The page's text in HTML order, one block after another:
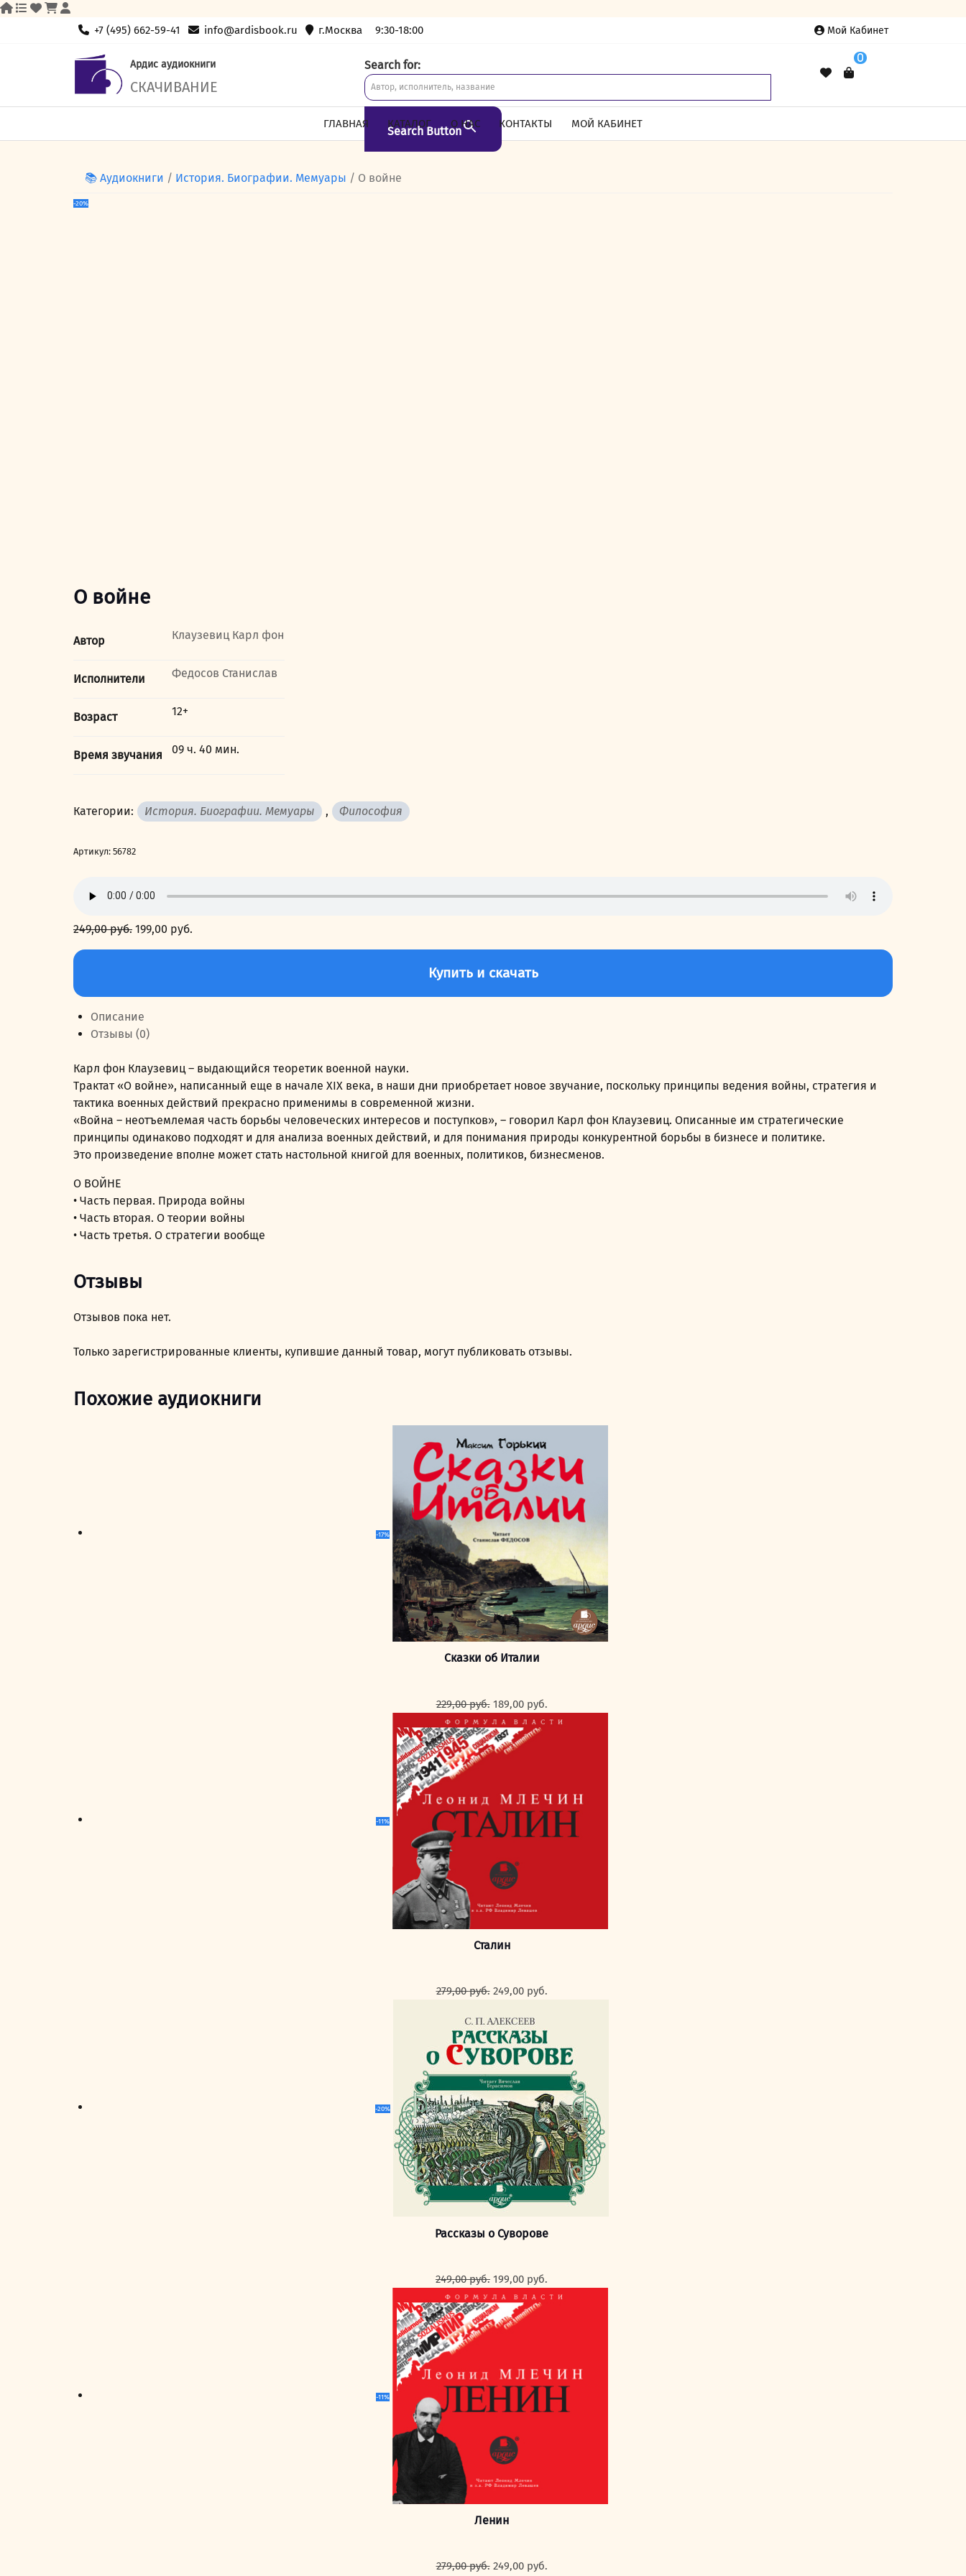
+7 (495) 662-59-41 info@ardisbook.ru г.Москва 9:30-18:00 Мой Кабинет
Ардис аудиокниги
СКАЧИВАНИЕ
Search for:
Search Button
0
ГЛАВНАЯ КАТАЛОГ О НАС КОНТАКТЫ МОЙ КАБИНЕТ
📚 Аудиокниги / История. Биографии. Мемуары / О войне
-20%
О войне
Автор Клаузевиц Карл фон
Исполнители Федосов Станислав
Возраст 12+
Время звучания 09 ч. 40 мин.
Категории: История. Биографии. Мемуары , Философия
Артикул: 56782
249,00руб. Первоначальная
199,00 руб.
Количество
О
Купить и скачать
Описание
Отзывы (0)
Карл фон Клаузевиц – выдающийся теоретик военной науки.
Трактат «О войне», написанный еще в начале XIX века, в наши дни приобретает новое звучание, поскольку принципы ведения войны, стратегия и
тактика военных действий прекрасно применимы в современной жизни.
«Война – неотъемлемая часть борьбы человеческих интересов и поступков», – говорил Карл фон Клаузевиц. Описанные им стратегические
принципы одинаково подходят и для анализа военных действий, и для понимания природы конкурентной борьбы в бизнесе и политике.
Это произведение вполне может стать настольной книгой для военных, политиков, бизнесменов.
О ВОЙНЕ
• Часть первая. Природа войны
• Часть вторая. О теории войны
• Часть третья. О стратегии вообще
Отзывы
Отзывов пока нет.
Только зарегистрированные клиенты, купившие данный товар, могут публиковать отзывы.
Похожие аудиокниги
-17%
Сказки об Италии
229,00руб. Первоначальная
цена
составляла
229,00 руб..
189,00 руб.
цена:
-11%
Сталин
279,00руб. Первоначальная
составляла
279,00 руб..
249,00 руб.
-20%
Рассказы о Суворове
249,00руб. Первоначальная
цена
составляла
249,00 руб..
199,00 руб.
цена:
-11%
Ленин
279,00руб. Первоначальная
249,00 руб.